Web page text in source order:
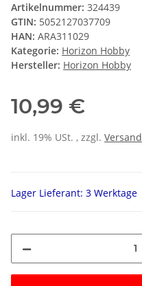
Artikelnummer: 324439
GTIN: 5052127037709
HAN: ARA311029
Kategorie: Horizon Hobby
Hersteller: Horizon Hobby
10,99 €
inkl. 19% USt. , zzgl. Versand
Lager Lieferant: 3 Werktage